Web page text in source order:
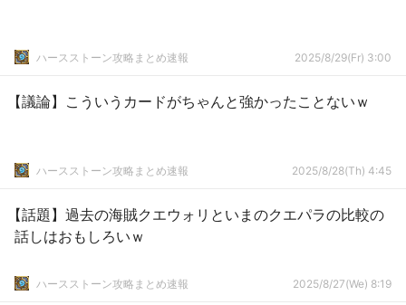
ハースストーン攻略まとめ速報 2025/8/29(Fr) 3:00
【議論】こういうカードがちゃんと強かったことないｗ
ハースストーン攻略まとめ速報 2025/8/28(Th) 4:45
【話題】過去の海賊クエウォリといまのクエパラの比較の
話しはおもしろいｗ
ハースストーン攻略まとめ速報 2025/8/27(We) 8:19